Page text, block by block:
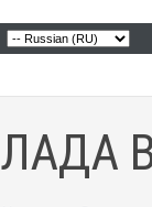
ЛАДА